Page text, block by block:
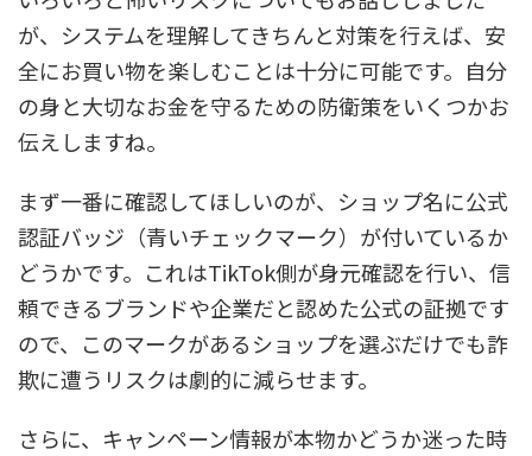
が、システムを理解してきちんと対策を行えば、安
全にお買い物を楽しむことは十分に可能です。自分
の身と大切なお金を守るための防衛策をいくつかお
伝えしますね。
まず一番に確認してほしいのが、 ショップ名に公式
認証バッジ（青いチェックマーク）が付いているか
どうかです。これはTikTok側が身元確認を行い、信
頼できるブランドや企業だと認めた公式の証拠です
ので、このマークがあるショップを選ぶだけでも詐
欺に遭うリスクは劇的に減らせます。
さらに、キャンペーン情報が本物かどうか迷った時